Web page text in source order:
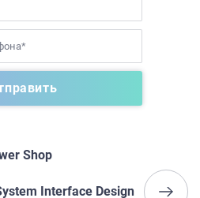
Shop
Interface Design